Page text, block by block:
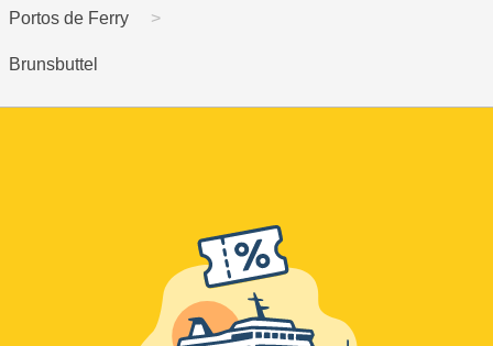
Portos de Ferry
Brunsbuttel